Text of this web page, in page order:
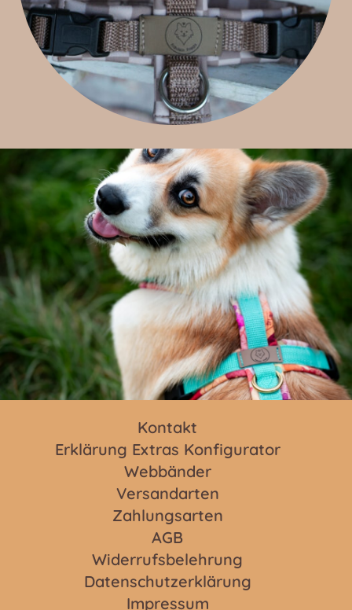
Kontakt
Erklärung Extras Konfigurator
Webbänder
Versandarten
Zahlungsarten
AGB
Widerrufsbelehrung
Datenschutzerklärung
Impressum